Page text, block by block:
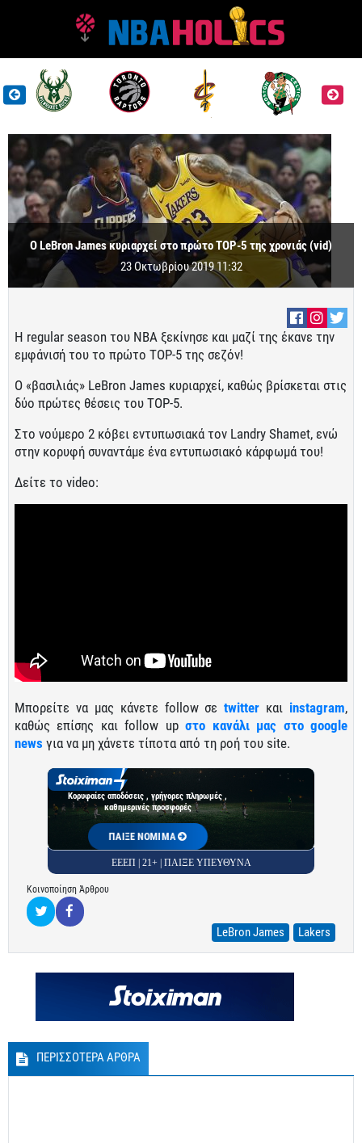
Ο LeBron James κυριαρχεί στο πρώτο TOP-5 της χρονιάς (vid)
23 Οκτωβρίου 2019 11:32
Η regular season του ΝΒΑ ξεκίνησε και μαζί της έκανε την
εμφάνισή του το πρώτο TOP-5 της σεζόν!
Ο «βασιλιάς» LeBron James κυριαρχεί, καθώς βρίσκεται στις
δύο πρώτες θέσεις του TOP-5.
Στο νούμερο 2 κόβει εντυπωσιακά τον Landry Shamet, ενώ
στην κορυφή συναντάμε ένα εντυπωσιακό κάρφωμά του!
Δείτε το video:
Μπορείτε να μας κάνετε follow σεtwitter και instagram,
καθώς επίσης και follow upστο κανάλι μας στο google
news για να μη χάνετε τίποτα από τη ροή του site.
Κορυφαίες αποδόσεις , γρήγορες πληρωμές ,
καθημερινές προσφορές
ΠΑΙΞΕ ΝΟΜΙΜΑ
ΕΕΕΠ | 21+ | ΠΑΙΞΕ ΥΠΕΥΘΥΝΑ
Κοινοποίηση Άρθρου
LeBron James Lakers
ΠΕΡΙΣΣΟΤΕΡΑ ΑΡΘΡΑ